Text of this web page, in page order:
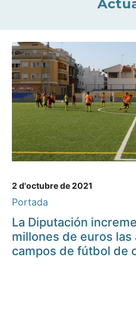
2 d'octubre de 2021
Portada
La Diputación
millones de euros
campos de fútbol de